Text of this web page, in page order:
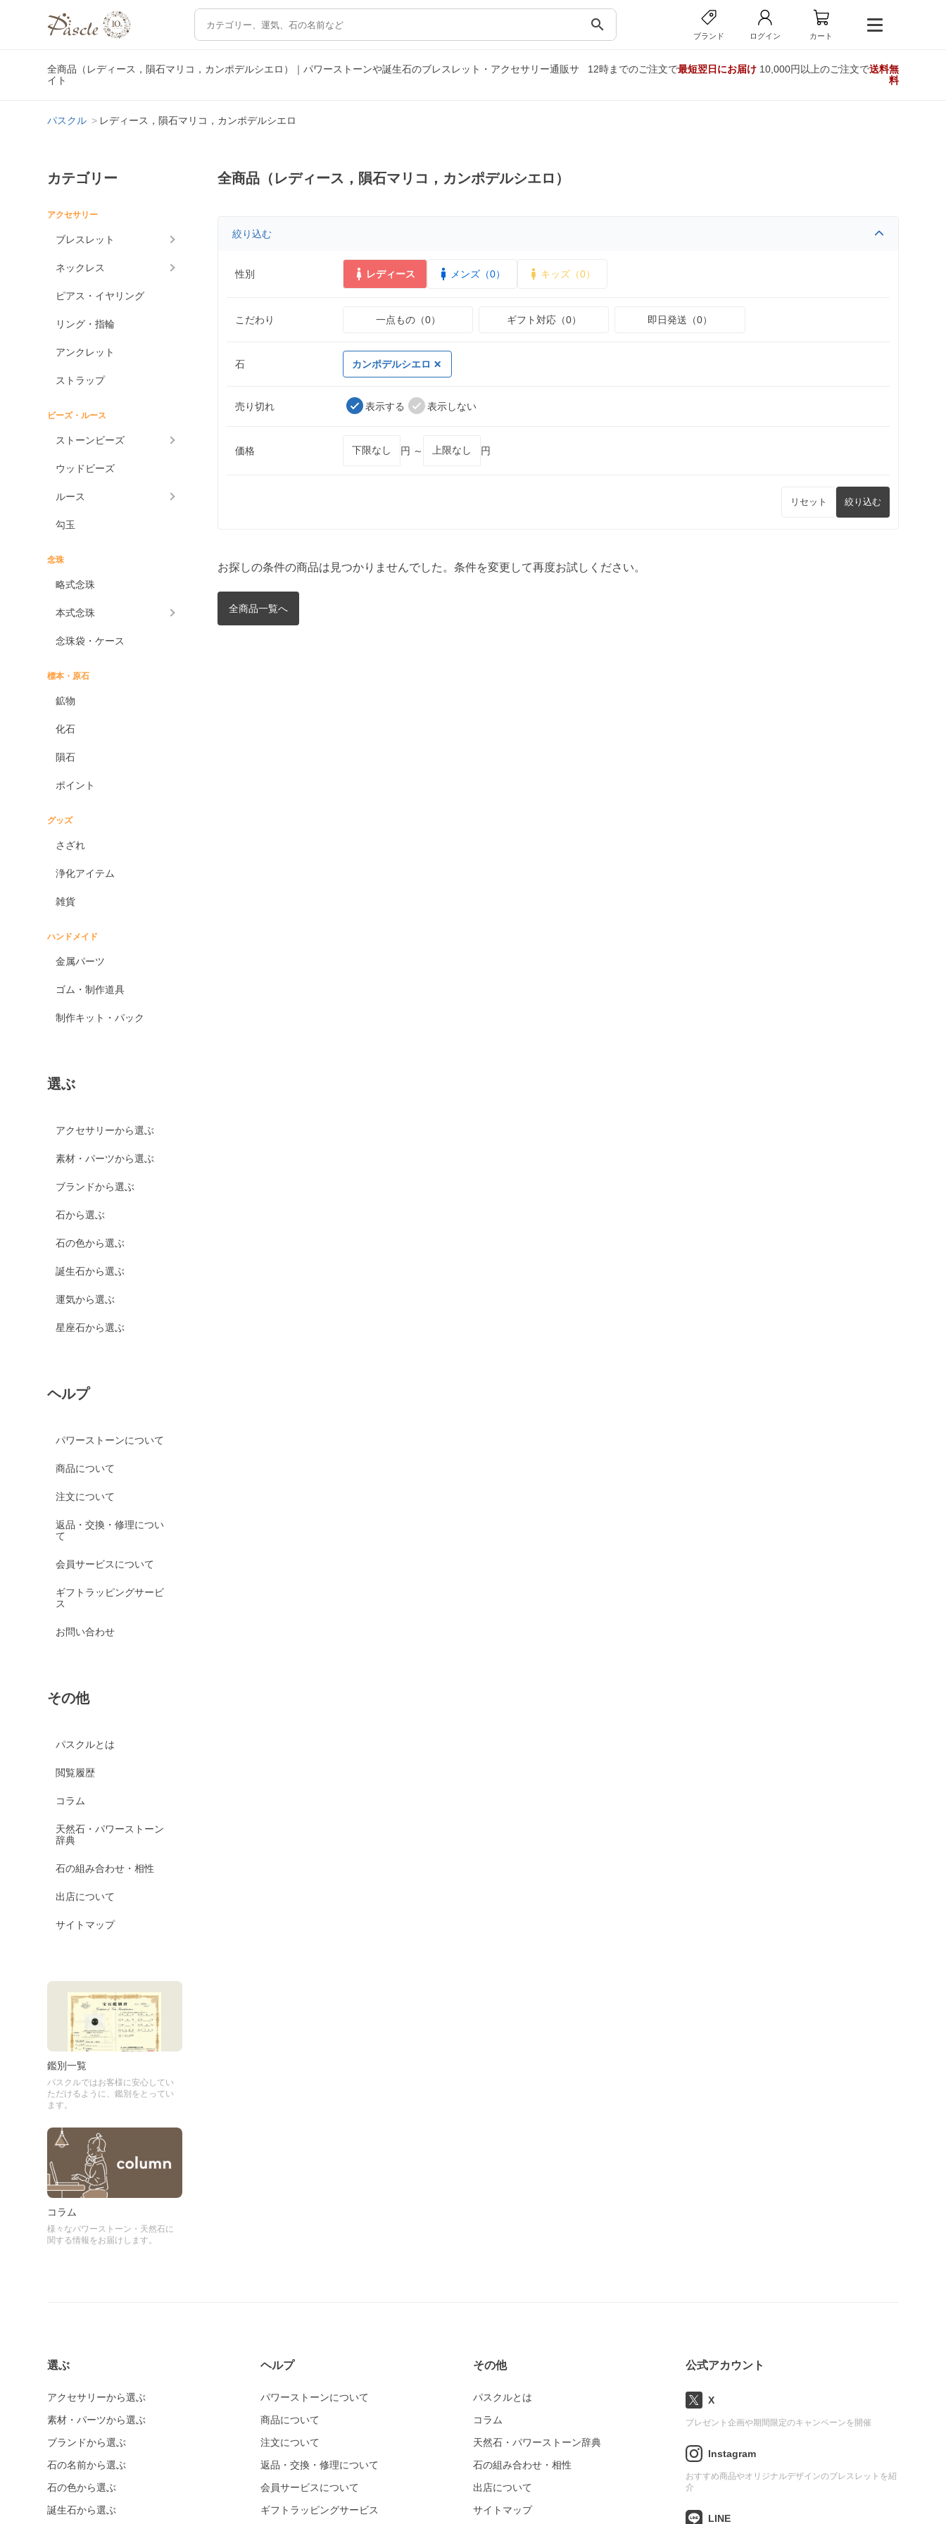
search
ブランド ログイン カート
全商品（レディース，隕石マリコ，カンポデルシエロ）｜パワーストーンや誕生石のブレスレット・アクセサリー通販サ
イト
12時までのご注文で最短翌日にお届け10,000円以上のご注文で送料無
料
パスクル レディース，隕石マリコ，カンポデルシエロ
カテゴリー
アクセサリー
ブレスレット
ネックレス
ピアス・イヤリング
リング・指輪
アンクレット
ストラップ
ビーズ・ルース
ストーンビーズ
ウッドビーズ
ルース
勾玉
念珠
略式念珠
本式念珠
念珠袋・ケース
標本・原石
鉱物
化石
隕石
ポイント
グッズ
さざれ
浄化アイテム
雑貨
ハンドメイド
金属パーツ
ゴム・制作道具
制作キット・パック
選ぶ
アクセサリーから選ぶ
素材・パーツから選ぶ
ブランドから選ぶ
石から選ぶ
石の色から選ぶ
誕生石から選ぶ
運気から選ぶ
星座石から選ぶ
ヘルプ
パワーストーンについて
商品について
注文について
返品・交換・修理につい
て
会員サービスについて
ギフトラッピングサービ
ス
お問い合わせ
その他
パスクルとは
閲覧履歴
コラム
天然石・パワーストーン
辞典
石の組み合わせ・相性
出店について
サイトマップ
鑑別一覧
パスクルではお客様に安心してい
ただけるように、鑑別をとってい
ます。
コラム
様々なパワーストーン・天然石に
関する情報をお届けします。
全商品（レディース，隕石マリコ，カンポデルシエロ）
絞り込む
性別 レディース メンズ（0） キッズ（0）
こだわり 一点もの（0） ギフト対応（0） 即日発送（0）
石 カンポデルシエロ
売り切れ 表示する 表示しない
価格 円 ～ 円
リセット 絞り込む
お探しの条件の商品は見つかりませんでした。条件を変更して再度お試しください。
全商品一覧へ
選ぶ
アクセサリーから選ぶ
素材・パーツから選ぶ
ブランドから選ぶ
石の名前から選ぶ
石の色から選ぶ
誕生石から選ぶ
ヘルプ
パワーストーンについて
商品について
注文について
返品・交換・修理について
会員サービスについて
ギフトラッピングサービス
その他
パスクルとは
コラム
天然石・パワーストーン辞典
石の組み合わせ・相性
出店について
サイトマップ
公式アカウント
X
プレゼント企画や期間限定のキャンペーンを開催
Instagram
おすすめ商品やオリジナルデザインのブレスレットを紹
介
LINE